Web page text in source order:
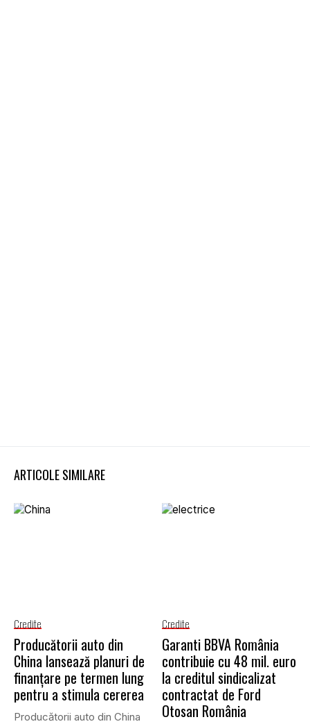
ARTICOLE SIMILARE
Credite
Producătorii auto din
China lansează planuri de
finanțare pe termen lung
pentru a stimula cererea
Producătorii auto din China
Credite
Garanti BBVA România
contribuie cu 48 mil. euro
la creditul sindicalizat
contractat de Ford
Otosan România